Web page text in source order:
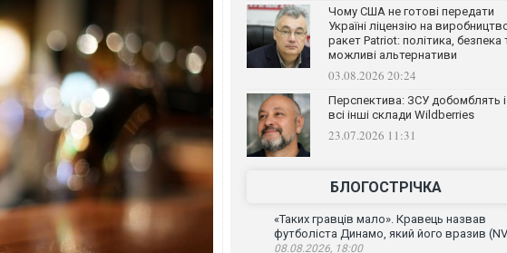
Чому США не готові передати
Україні ліцензію на
ракет Patriot: політика, безпека
можливі альтернативи
03.08.2026 20:24
Перспектива: ЗСУ добомблять і
всі інші склади Wildberries
23.07.2026 11:31
БЛОГОСТРІЧКА
«Таких гравців мало». Кравець назвав
футболіста Динамо, який його вразив
08.08.2026, 18:00